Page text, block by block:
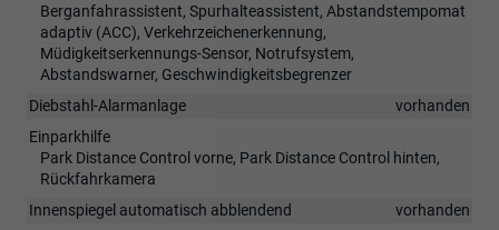
Berganfahrassistent, Spurhalteassistent, Abstandstempomat
adaptiv (ACC), Verkehrzeichenerkennung,
Müdigkeitserkennungs-Sensor, Notrufsystem,
Abstandswarner, Geschwindigkeitsbegrenzer
Diebstahl-Alarmanlage
vorhanden
Einparkhilfe
Park Distance Control vorne, Park Distance Control hinten,
Rückfahrkamera
Innenspiegel automatisch abblendend
vorhanden